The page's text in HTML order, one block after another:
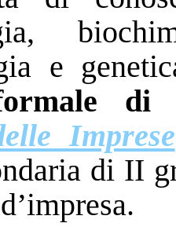
e
di
Imprese
di II